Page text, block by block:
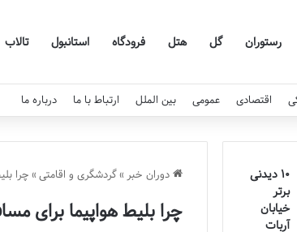
رستوران گل هتل فرودگاه استانبول تالاب
اقتصادی عمومی بین الملل ارتباط با ما درباره ما
دوران خبر »گردشگری و اقامتی » چرا
چرا بلیط هواپیما برای
۱۰ دیدنی
برتر
خیابان
آربات